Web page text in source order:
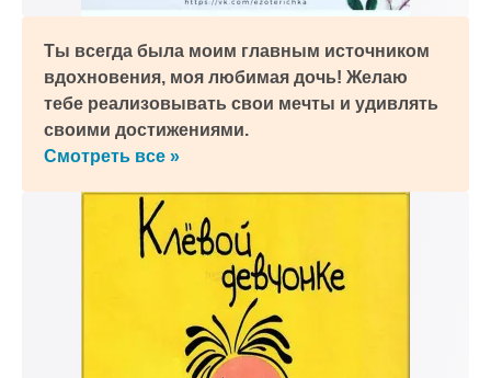
Ты всегда была моим главным источником
вдохновения, моя любимая дочь! Желаю
тебе реализовывать свои мечты и удивлять
своими достижениями.
Смотреть все »
и пришлем поздравление!